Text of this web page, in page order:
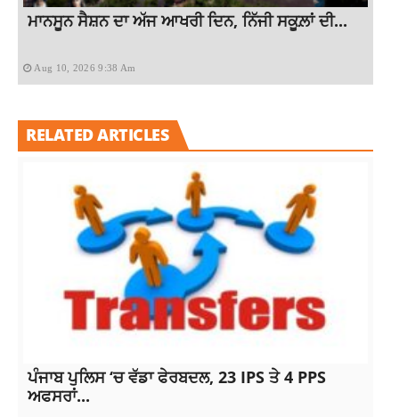
ਮਾਨਸੂਨ ਸੈਸ਼ਨ ਦਾ ਅੱਜ ਆਖਰੀ ਦਿਨ, ਨਿੱਜੀ ਸਕੂਲ਼ਾਂ ਦੀ...
Aug 10, 2026 9:38 Am
RELATED ARTICLES
ਪੰਜਾਬ ਪੁਲਿਸ ‘ਚ ਵੱਡਾ ਫੇਰਬਦਲ, 23 IPS ਤੇ 4 PPS
ਅਫਸਰਾਂ...